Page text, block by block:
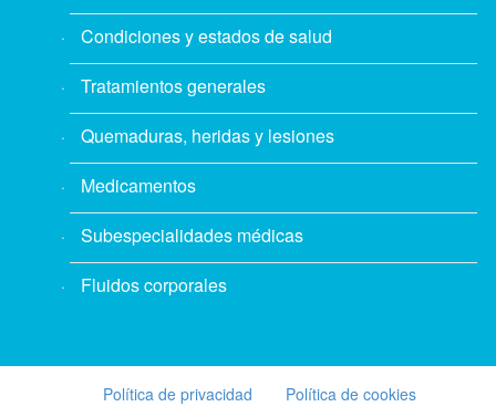
Condiciones y estados de salud
Tratamientos generales
Quemaduras, heridas y lesiones
Medicamentos
Subespecialidades médicas
Fluidos corporales
Política de privacidad
Política de cookies